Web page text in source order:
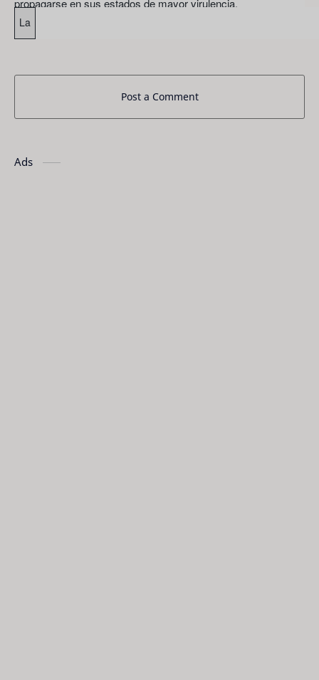
propagarse en sus estados de mayor virulencia.
La
Post a Comment
Ads